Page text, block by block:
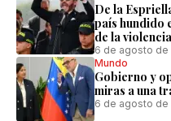
De la
país hundido
de la violencia
6 de agosto de
Mundo
Gobierno y
miras a una
6 de agosto de